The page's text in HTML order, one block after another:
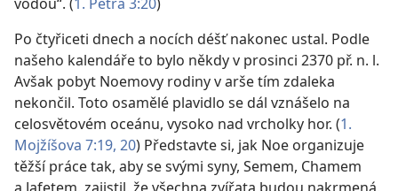
vodou“. (1. Petra 3:20)
Po čtyřiceti dnech a nocích déšť nakonec ustal. Podle
našeho kalendáře to bylo někdy v prosinci 2370 př. n. l.
Avšak pobyt Noemovy rodiny v arše tím zdaleka
nekončil. Toto osamělé plavidlo se dál vznášelo na
celosvětovém oceánu, vysoko nad vrcholky hor. (1.
Mojžíšova 7:19, 20) Představte si, jak Noe organizuje
těžší práce tak, aby se svými syny, Semem, Chamem